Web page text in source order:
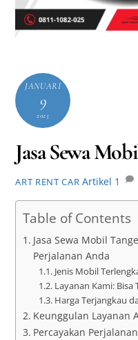
JANUARI
9
2025
Jasa Sewa
ART RENT CAR Artikel 1
Table of Contents
Jasa Sewa Mobil
Perjalanan Anda
Jenis Mobil
Layanan Kami:
Harga Terjangkau
Keunggulan Layanan
Percayakan